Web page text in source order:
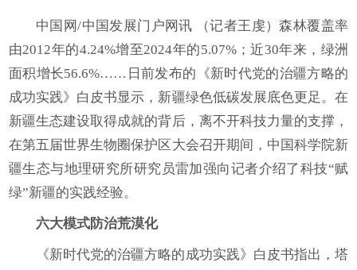
中国网/中国发展门户网讯 （记者王虔）森林覆盖率
由2012年的4.24%增至2024年的5.07%；近30年来，绿洲
面积增长56.6%……日前发布的《新时代党的治疆方略的
成功实践》白皮书显示，新疆绿色低碳发展底色更足。在
新疆生态建设取得成就的背后，离不开科技力量的支撑，
在第五届世界生物圈保护区大会召开期间，中国科学院新
疆生态与地理研究所研究员雷加强向记者介绍了科技“赋
绿”新疆的实践经验。
六大模式防治荒漠化
《新时代党的治疆方略的成功实践》白皮书指出，塔